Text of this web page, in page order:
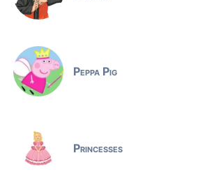
Peppa Pig
Princesses